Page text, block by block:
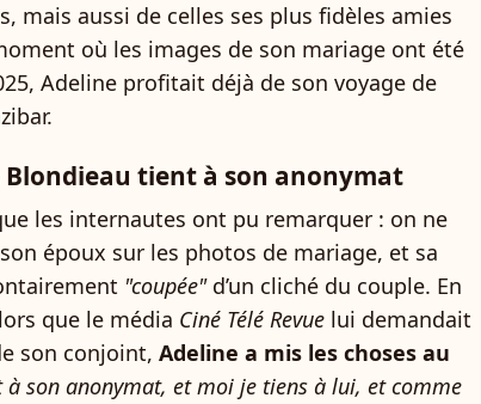
mais aussi de celles ses plus fidèles amies
où les images de son mariage ont été
Adeline profitait déjà de son voyage de
Blondieau tient à son anonymat
les internautes ont pu remarquer : on ne
époux sur les photos de mariage, et sa
"coupée"d’un cliché du couple. En
que le média Ciné Télé Revue lui demandait
son conjoint, Adeline a mis les choses au
à son anonymat, et moi je tiens à lui, et comme